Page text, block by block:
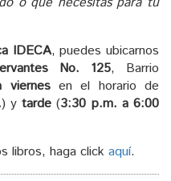
IDECA, puedes ubicarnos
No. 125, Barrio
viernesen el horario de
) ytarde (3:30 p.m. a 6:00
libros, haga click aquí.